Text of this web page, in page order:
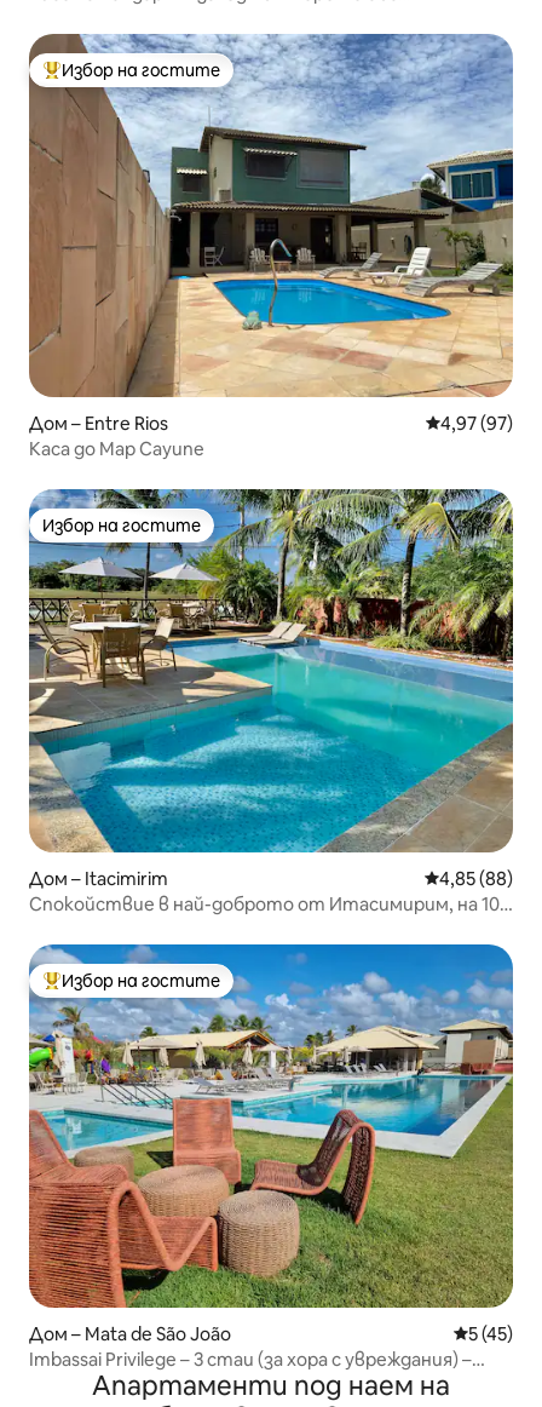
Най-популярен избор на гостите
Избор на гостите
Дом – Entre Rios Средна
4,97 (97)
Каса до Мар Сауипе
Избор на гостите
Избор на гостите
Дом – Itacimirim Средна
4,85 (88)
Спокойствие в най-доброто от Итасимирим, на 100
Най-популярен избор на гостите
Избор на гостите
Дом – Mata de São João Средна
5 (45)
Imbassai Privilege – 3 стаи (за хора с увреждания) –
плаж/рекаАпартаменти под наем на